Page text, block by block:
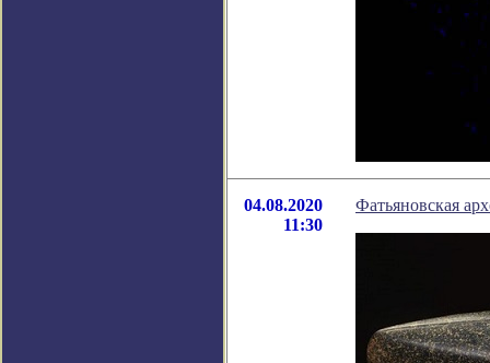
04.08.2020
11:30
Фатьяновская